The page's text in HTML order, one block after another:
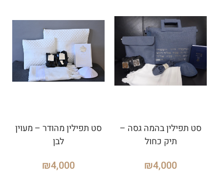
סט תפילין בהמה גסה –
תיק כחול
₪4,000
סט תפילין מהודר – מעוין
לבן
₪4,000